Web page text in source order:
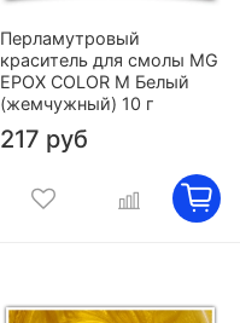
Перламутровый
краситель для смолы MG
EPOX COLOR M Белый
(жемчужный) 10 г
217 руб